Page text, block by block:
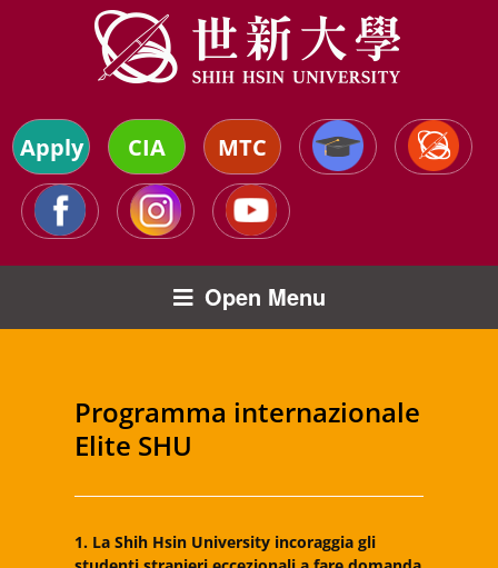
Apply CIA MTC
Open Menu
Programma internazionale
Elite SHU
1. La Shih Hsin University incoraggia gli